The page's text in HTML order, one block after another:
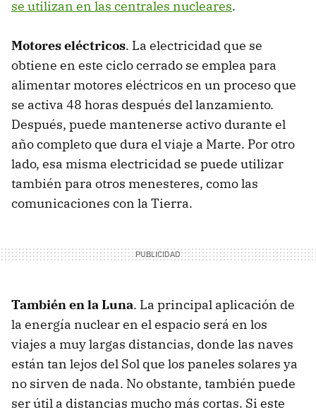
se utilizan en las centrales nucleares.
Motores eléctricos. La electricidad que se
obtiene en este ciclo cerrado se emplea para
alimentar motores eléctricos en un proceso que
se activa 48 horas después del lanzamiento.
Después, puede mantenerse activo durante el
año completo que dura el viaje a Marte. Por otro
lado, esa misma electricidad se puede utilizar
también para otros menesteres, como las
comunicaciones con la Tierra.
También en la Luna. La principal aplicación de
la energía nuclear en el espacio será en los
viajes a muy largas distancias, donde las naves
están tan lejos del Sol que los paneles solares ya
no sirven de nada. No obstante, también puede
ser útil a distancias mucho más cortas. Si este